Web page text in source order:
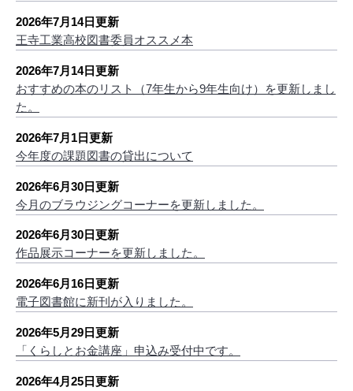
2026年7月14日更新
王寺工業高校図書委員オススメ本
2026年7月14日更新
おすすめの本のリスト（7年生から9年生向け）を更新しまし
た。
2026年7月1日更新
今年度の課題図書の貸出について
2026年6月30日更新
今月のブラウジングコーナーを更新しました。
2026年6月30日更新
作品展示コーナーを更新しました。
2026年6月16日更新
電子図書館に新刊が入りました。
2026年5月29日更新
「くらしとお金講座」申込み受付中です。
2026年4月25日更新